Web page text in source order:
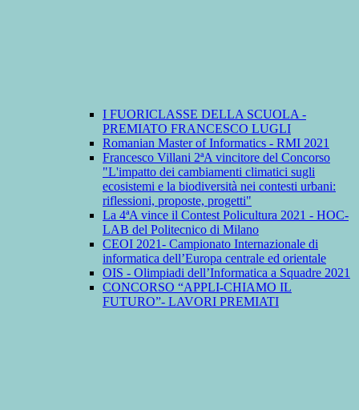
I FUORICLASSE DELLA SCUOLA -
PREMIATO FRANCESCO LUGLI
Romanian Master of Informatics - RMI 2021
Francesco Villani 2ªA vincitore del Concorso
"L'impatto dei cambiamenti climatici sugli
ecosistemi e la biodiversità nei contesti urbani:
riflessioni, proposte, progetti"
La 4ªA vince il Contest Policultura 2021 - HOC-
LAB del Politecnico di Milano
CEOI 2021- Campionato Internazionale di
informatica dell’Europa centrale ed orientale
OIS - Olimpiadi dell’Informatica a Squadre 2021
CONCORSO “APPLI-CHIAMO IL
FUTURO”- LAVORI PREMIATI